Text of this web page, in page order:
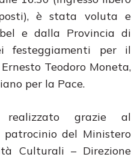
è stata voluta e
e dalla Provincia di
festeggiamenti per il
Teodoro Moneta,
per la Pace.
grazie al
del Ministero
Culturali – Direzione